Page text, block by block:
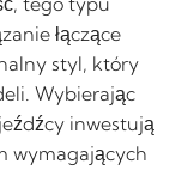
łączące
styl, który
Wybierając
inwestują
wymagających